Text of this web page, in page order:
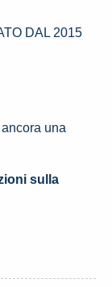
DAL 2015
una
sulla